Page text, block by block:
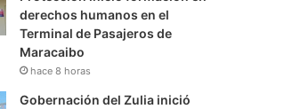
derechos humanos en el
Terminal de Pasajeros de
Maracaibo
hace 8 horas
Gobernación del Zulia inició